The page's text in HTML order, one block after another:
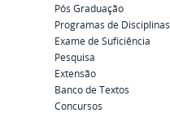
Pós Graduação
Programas de Disciplinas
Exame de Suficiência
Pesquisa
Extensão
Banco de Textos
Concursos